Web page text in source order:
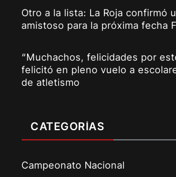
Otro a la lista: La Roja confirmó
amistoso para la próxima fecha
“Muchachos, felicidades por
felicitó en pleno vuelo a
de atletismo
CATEGORÍAS
Campeonato Nacional